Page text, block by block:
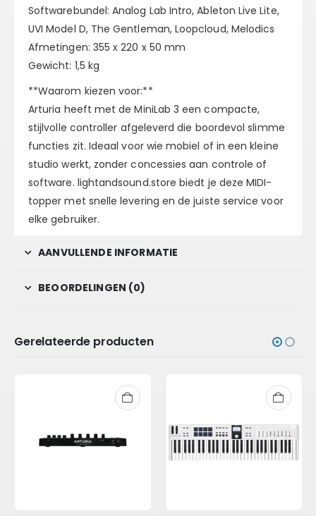
Softwarebundel: Analog Lab Intro, Ableton Live Lite,
UVI Model D, The Gentleman, Loopcloud, Melodics
Afmetingen: 355 x 220 x 50 mm
Gewicht: 1,5 kg
**Waarom kiezen voor:**
Arturia heeft met de MiniLab 3 een compacte,
stijlvolle controller afgeleverd die boordevol slimme
functies zit. Ideaal voor wie mobiel of in een kleine
studio werkt, zonder concessies aan controle of
software. lightandsound.store biedt je deze MIDI-
topper met snelle levering en de juiste service voor
elke gebruiker.
AANVULLENDE INFORMATIE
BEOORDELINGEN (0)
Gerelateerde producten